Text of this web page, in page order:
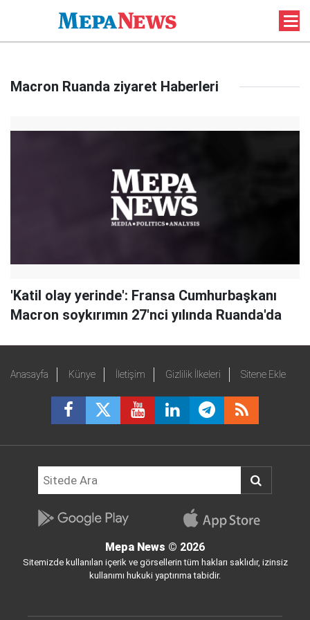
Macron Ruanda ziyaret Haberleri
'Katil olay yerinde': Fransa Cumhurbaşkanı
Macron soykırımın 27'nci yılında Ruanda'da
Anasayfa Künye İletişim Gizlilik İlkeleri Sitene Ekle
Mepa News © 2026
Sitemizde kullanılan içerik ve görsellerin tüm hakları saklıdır, izinsiz
kullanımı hukuki yaptırıma tabidir.